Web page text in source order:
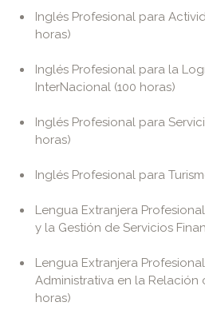
Inglés Profesional para
horas)
Inglés Profesional para la
InterNacional (100 horas)
Inglés Profesional para
horas)
Inglés Profesional para
Lengua Extranjera
y la Gestión de Servicios
Lengua Extranjera
Administrativa en la Relación
horas)